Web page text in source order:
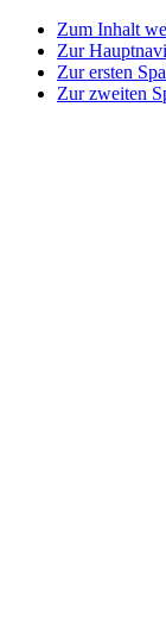
Zum Inhalt
Zur
Zur ersten
Zur zweiten